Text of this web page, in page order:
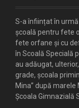
S-a înființat în
școală pentru fete
fete orfane și cu
în Scoală Specială
au adăugat,
grade, școala
Mina” după
Școala Gimnazială